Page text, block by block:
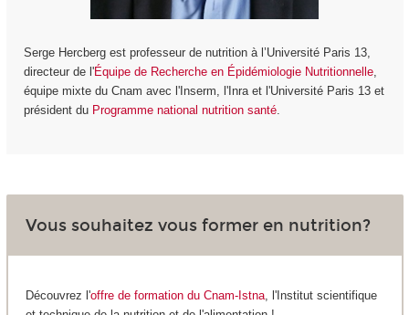
Serge Hercberg est professeur de nutrition à l’Université Paris 13,
directeur de l'Équipe de Recherche en Épidémiologie Nutritionnelle,
équipe mixte du Cnam avec l'Inserm, l'Inra et l'Université Paris 13 et
président du Programme national nutrition santé.
Vous souhaitez vous former en nutrition?
Découvrez l'offre de formation du Cnam-Istna, l'Institut scientifique